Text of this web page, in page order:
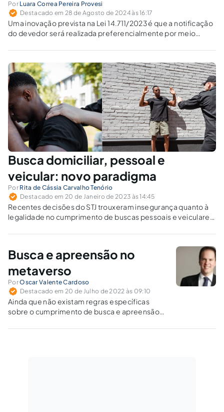
Por Luara Correa Pereira Provesi
Destacado em 28 de Agosto de 2024 às 16:17
Uma inovação prevista na Lei 14.711/2023 é que a notificação
do devedor será realizada preferencialmente por meio
devedor no contrato de alienação fiduciária.
Busca domiciliar, pessoal e
veicular: novo paradigma
Por Rita de Cássia Carvalho Tenório
Destacado em 20 de Janeiro de 2023 às 14:45
Recentes decisões do STJ trouxeram insegurança quanto à
legalidade no cumprimento de buscas pessoais e veiculares
Busca e apreensão no
metaverso
PorOscar Valente Cardoso
Destacado em 20 de Julho de 2022 às 09:10
Ainda que não existam regras específicas
sobre o cumprimento de busca e apreensão
Brasil tem fundamentos para a adoção da